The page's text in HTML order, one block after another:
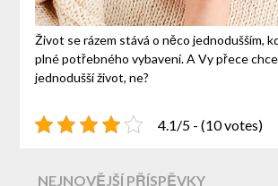
Život se rázem stává o něco jednodušším,
plné potřebného vybavení. A Vy přece
jednodušší život, ne?
4.1/5 - (10 votes)
NEJNOVĚJŠÍ PŘÍSPĚVKY